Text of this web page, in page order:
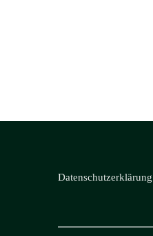
Datenschutzerklärung